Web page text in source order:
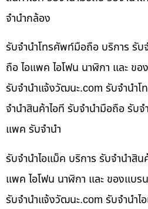
จำนำกล้อง
รับจำนำโทรศัพท์มือถือ บริการ รับ
ถือ ไอแพค ไอโฟน นาฬิกา และ ข
รับจํานําแจ้งวัฒนะ.com รับจำนำ
จำนำสินค้าไอที รับจำนำมือถือ รับ
แพค รับจำนำ
รับจำนำไอแม็ค บริการ รับจำนำสิน
แพค ไอโฟน นาฬิกา และ ของแบร
รับจํานําแจ้งวัฒนะ.com รับจำนำไ